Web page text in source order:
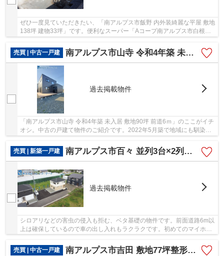
ぜひ一度見ていただきたい、「南アルプス市飯野 内外装綺麗な平屋 敷地
138坪 建物33坪」です。便利なスーパー「Aコープ南アルプス市白根
店」まで417mです。平屋の物件です。こちらの土...
売買 | 中古一戸建
南アルプス市山寺 令和4年築 未入居 敷地90坪 前道6ｍ
過去掲載物件
「南アルプス市山寺 令和4年築 未入居 敷地90坪 前道6ｍ」のここがイチ
オシ。中古の戸建て物件のご紹介です。2022年5月築で地域にも馴染ん
だ物件でもあり、住環境も良好。前面道路6m以...
売買 | 新築一戸建
南アルプス市百々 並列3台×2列の合計6台駐車可 新規分譲地
過去掲載物件
シロアリなどの害虫の侵入も拒む、ベタ基礎の物件です。前面道路6m以
上は確保しているので車の出し入れもラクラクです。初めてのマイホー
売買 | 中古一戸建
南アルプス市吉田 敷地77坪整形地の平屋戸建 車6台駐車可能